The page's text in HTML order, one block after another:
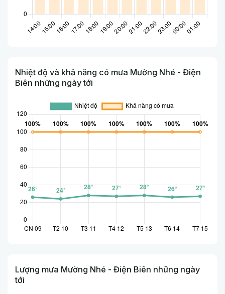
Nhiệt độ và khả năng có mưa Mường Nhé - Điện
Biên những ngày tới
Lượng mưa Mường Nhé - Điện Biên những ngày
tới